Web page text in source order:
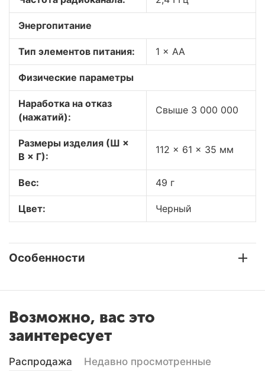
Энергопитание
Тип элементов питания: 1 × AA
Физические параметры
Наработка на отказ
(нажатий):
Свыше 3 000 000
Размеры изделия (Ш ×
В × Г):
112 × 61 × 35 мм
Вес: 49 г
Цвет: Черный
Особенности
Возможно, вас это
заинтересует
Распродажа Недавно просмотренные